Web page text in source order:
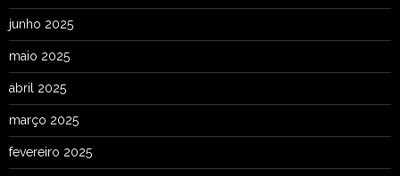
junho 2025
maio 2025
abril 2025
março 2025
fevereiro 2025